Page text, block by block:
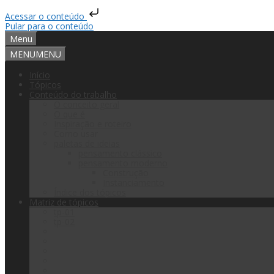
Acessar o conteúdo
Pular para o conteúdo
Menu
MENUMENU
Início
Tópicos
Conteúdo do trabalho
Matriz de tópicos